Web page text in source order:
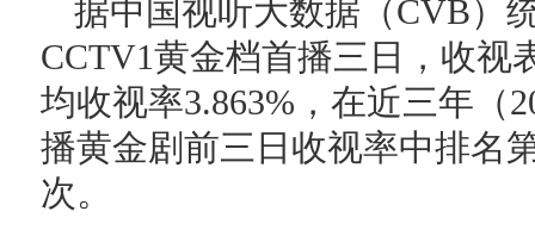
据中国视听大数据（CVB）
CCTV1黄金档首播三日，收视
均收视率3.863%，在近三年（
播黄金剧前三日收视率中排名
次。